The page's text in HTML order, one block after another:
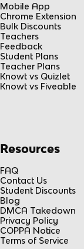
Mobile App
Chrome Extension
Bulk Discounts
Teachers
Feedback
Student Plans
Teacher Plans
Knowt vs Quizlet
Knowt vs Fiveable
Resources
FAQ
Contact Us
Student Discounts
Blog
DMCA Takedown
Privacy Policy
COPPA Notice
Terms of Service